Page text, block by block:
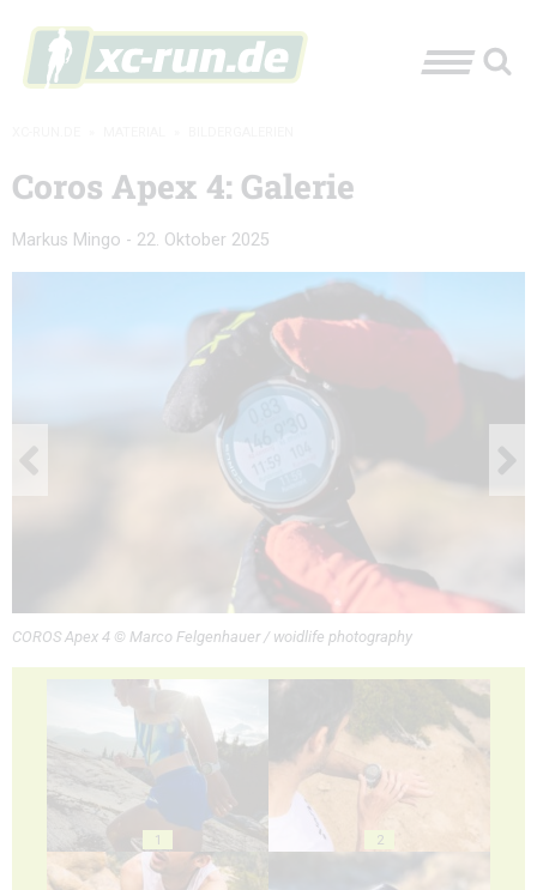
Coros Apex 4: Galerie
Markus Mingo - 22. Oktober 2025
COROS Apex 4 © Marco Felgenhauer / woidlife photography
1 2